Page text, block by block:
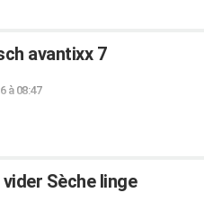
avantixx 7
à 08:47
Sèche linge